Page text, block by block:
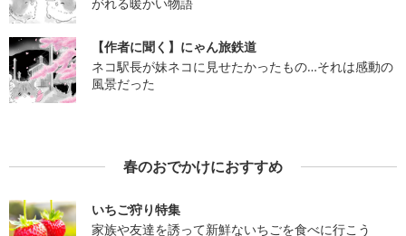
【作者に聞く】にゃん旅鉄道
ネコ駅長が妹ネコに見せたかったもの…それは感動の
風景だった
春のおでかけにおすすめ
いちご狩り特集
家族や友達を誘って新鮮ないちごを食べに行こう